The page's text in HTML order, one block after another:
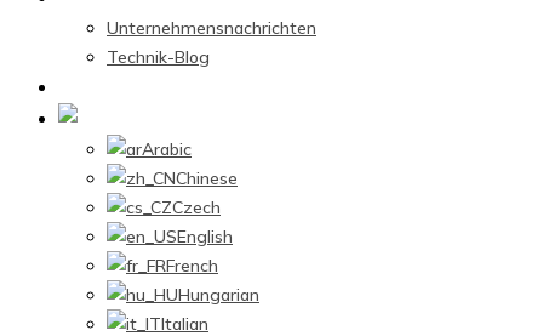
Unternehmensnachrichten
Technik-Blog
Arabic
Chinese
Czech
English
French
Hungarian
Italian